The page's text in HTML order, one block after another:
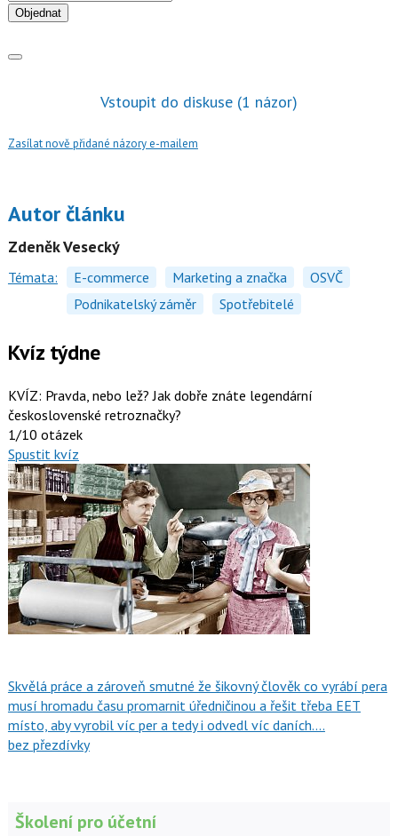
mail
Objednat
Vstoupit do diskuse (1 názor)
Zasílat nově přidané názory e-mailem
Autor článku
Zdeněk Vesecký
Témata: E-commerce Marketing a značka
OSVČ
Podnikatelský záměr
Spotřebitelé
Kvíz týdne
KVÍZ: Pravda, nebo lež? Jak dobře znáte legendární
československé retroznačky?
1/10 otázek
Spustit kvíz
Skvělá práce a zároveň smutné že šikovný člověk co vyrábí pera
musí hromadu času promarnit úředničinou a řešit třeba EET
místo, aby vyrobil víc per a tedy i odvedl víc daních....
bez přezdívky
Školení pro účetní